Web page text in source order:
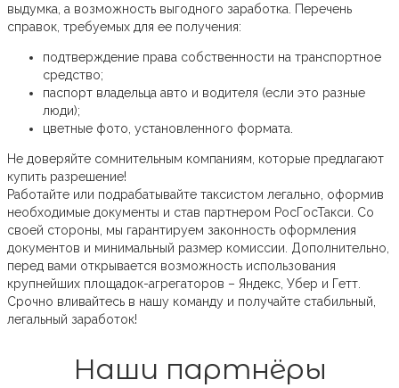
выдумка, а возможность выгодного заработка. Перечень
справок, требуемых для ее получения:
подтверждение права собственности на транспортное
средство;
паспорт владельца авто и водителя (если это разные
люди);
цветные фото, установленного формата.
Не доверяйте сомнительным компаниям, которые предлагают
купить разрешение!
Работайте или подрабатывайте таксистом легально, оформив
необходимые документы и став партнером РосГосТакси. Со
своей стороны, мы гарантируем законность оформления
документов и минимальный размер комиссии. Дополнительно,
перед вами открывается возможность использования
крупнейших площадок-агрегаторов – Яндекс, Убер и Гетт.
Срочно вливайтесь в нашу команду и получайте стабильный,
легальный заработок!
Наши партнёры